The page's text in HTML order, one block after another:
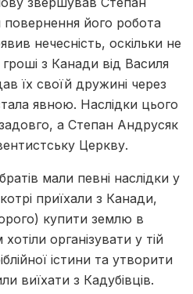
його робота
нечесність, оскільки не
з Канади від Василя
їх своїй дружині через
явною. Наслідки цього
а Степан Андрусяк
Церкву.
мали певні наслідки у
приїхали з Канади,
купити землю в
організувати у тій
істини та утворити
виїхати з Кадубівців.